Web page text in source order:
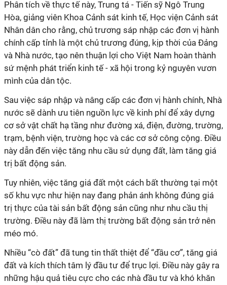
Phân tích về thực tế này, Trung tá - Tiến sỹ Ngô Trung
Hòa, giảng viên Khoa Cảnh sát kinh tế, Học viện Cảnh sát
Nhân dân cho rằng, chủ trương sáp nhập các đơn vị hành
chính cấp tỉnh là một chủ trương đúng, kịp thời của Đảng
và Nhà nước, tạo nên thuận lợi cho Việt Nam hoàn thành
sứ mệnh phát triển kinh tế - xã hội trong kỷ nguyên vươn
mình của dân tộc.
Sau việc sáp nhập và nâng cấp các đơn vị hành chính, Nhà
nước sẽ dành ưu tiên nguồn lực về kinh phí để xây dựng
cơ sở vật chất hạ tầng như đường xá, điện, đường, trường,
trạm, bệnh viện, trường học và các cơ sở công cộng. Điều
này dẫn đến việc tăng nhu cầu sử dụng đất, làm tăng giá
trị bất động sản.
Tuy nhiên, việc tăng giá đất một cách bất thường tại một
số khu vực như hiện nay đang phản ánh không đúng giá
trị thực của tài sản bất động sản cũng như nhu cầu thị
trường. Điều này đã làm thị trường bất động sản trở nên
méo mó.
Nhiều “cò đất” đã tung tin thất thiệt để “đầu cơ”, tăng giá
đất và kích thích tâm lý đầu tư để trục lợi. Điều này gây ra
những hậu quả tiêu cực cho các nhà đầu tư và khó khăn